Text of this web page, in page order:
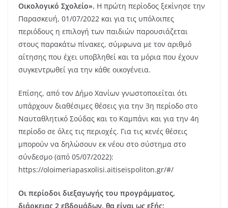
Οικολογικό Σχολείο». Η πρώτη περίοδος ξεκίνησε την
Παρασκευή, 01/07/2022 και για τις υπόλοιπες
περιόδους η επιλογή των παιδιών παρουσιάζεται
στους παρακάτω πίνακες, σύμφωνα με τον αριθμό
αίτησης που έχει υποβληθεί και τα μόρια που έχουν
συγκεντρωθεί για την κάθε οικογένεια.
Επίσης, από τον Δήμο Χανίων γνωστοποιείται ότι
υπάρχουν διαθέσιμες θέσεις για την 3η περίοδο στο
Ναυταθλητικό Σούδας και το Καμπάνι και για την 4η
περίοδο σε όλες τις περιοχές. Για τις κενές θέσεις
μπορούν να δηλώσουν εκ νέου στο σύστημα στο
σύνδεσμο (από 05/07/2022):
https://oloimeriapasxolisi.aitiseispoliton.gr/#/
Οι περίοδοι διεξαγωγής του προγράμματος,
διάρκειας 2 εβδομάδων, θα είναι ως εξής: